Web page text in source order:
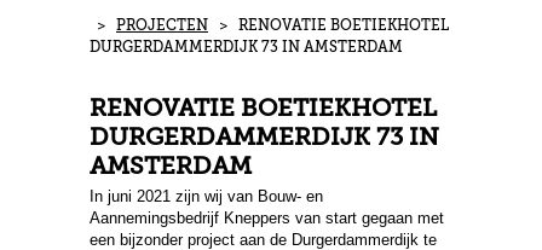
> PROJECTEN
> RENOVATIE BOETIEKHOTEL
DURGERDAMMERDIJK 73 IN AMSTERDAM
RENOVATIE BOETIEKHOTEL
DURGERDAMMERDIJK 73 IN
AMSTERDAM
In juni 2021 zijn wij van Bouw- en
Aannemingsbedrijf Kneppers van start gegaan met
een bijzonder project aan de Durgerdammerdijk te